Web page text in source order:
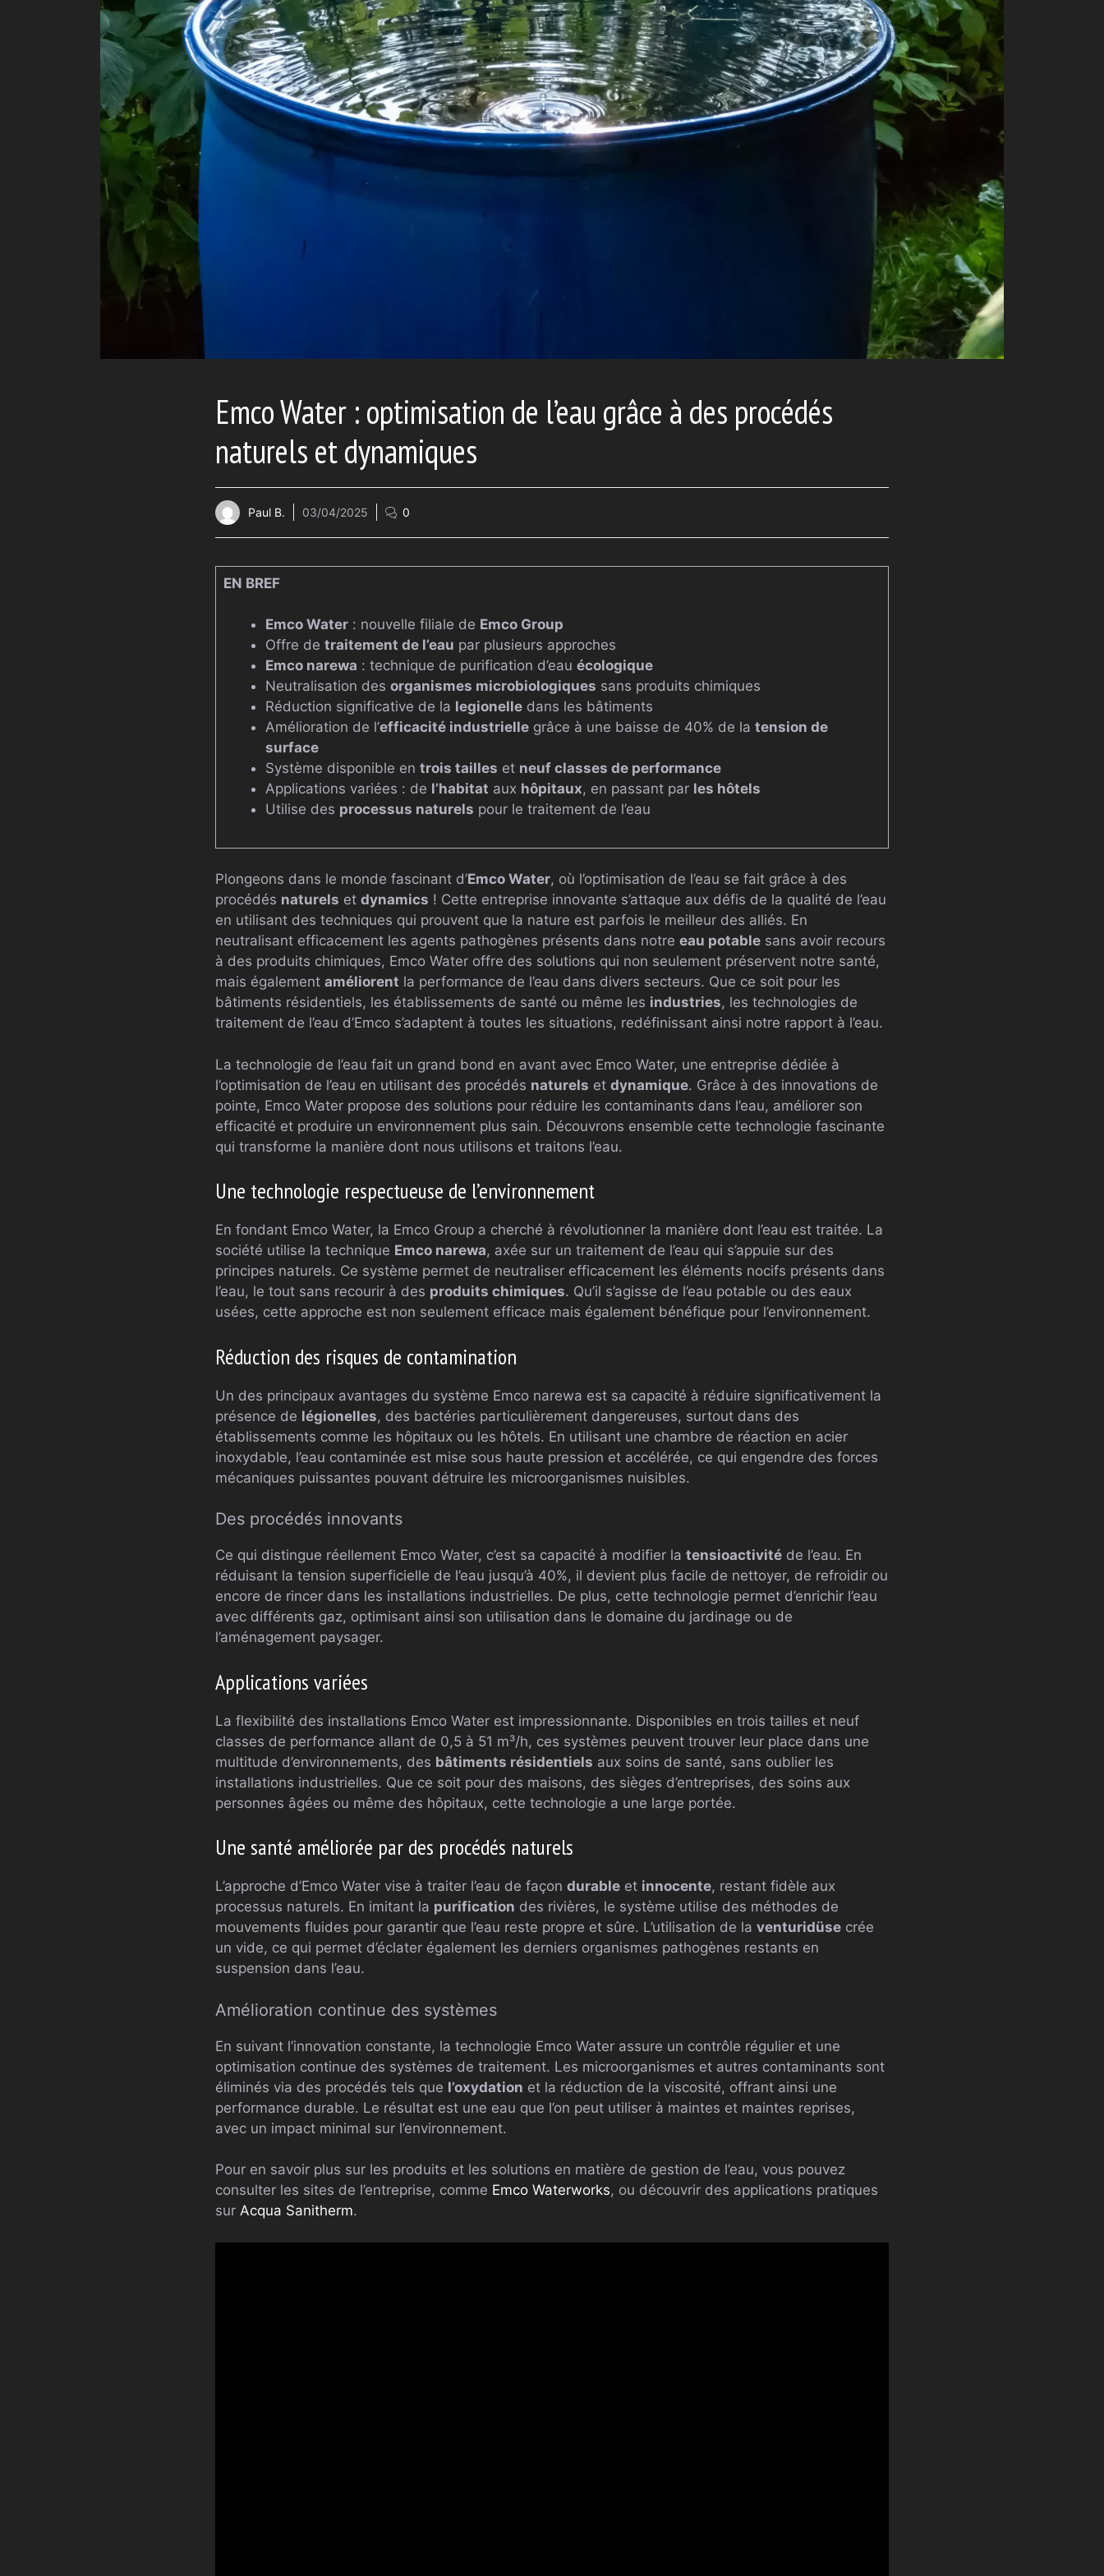
Emco Water : optimisation de l’eau grâce à des procédés
naturels et dynamiques
Paul B. 03/04/2025 0
EN BREF
Emco Water: nouvelle filiale de Emco Group
Offre de traitement de l’eau par plusieurs approches
Emco narewa : technique de purification d’eau écologique
Neutralisation des organismes microbiologiques sans produits chimiques
Réduction significative de la legionelledans les bâtiments
Amélioration de l’efficacité industriellegrâce à une baisse de 40% de la tension de
surface
Système disponible en trois tailles et neuf classes de performance
Applications variées : de l’habitat aux hôpitaux, en passant par les hôtels
Utilise des processus naturels pour le traitement de l’eau
Plongeons dans le monde fascinant d’Emco Water, où l’optimisation de l’eau se fait grâce à des
procédés naturels et dynamics ! Cette entreprise innovante s’attaque aux défis de la qualité de l’eau
en utilisant des techniques qui prouvent que la nature est parfois le meilleur des alliés. En
neutralisant efficacement les agents pathogènes présents dans notre eau potable sans avoir recours
à des produits chimiques, Emco Water offre des solutions qui non seulement préservent notre santé,
mais également améliorent la performance de l’eau dans divers secteurs. Que ce soit pour les
bâtiments résidentiels, les établissements de santé ou même les industries, les technologies de
traitement de l’eau d’Emco s’adaptent à toutes les situations, redéfinissant ainsi notre rapport à l’eau.
La technologie de l’eau fait un grand bond en avant avec Emco Water, une entreprise dédiée à
l’optimisation de l’eau en utilisant des procédés naturels et dynamique. Grâce à des innovations de
pointe, Emco Water propose des solutions pour réduire les contaminants dans l’eau, améliorer son
efficacité et produire un environnement plus sain. Découvrons ensemble cette technologie fascinante
qui transforme la manière dont nous utilisons et traitons l’eau.
Une technologie respectueuse de l’environnement
En fondant Emco Water, la Emco Group a cherché à révolutionner la manière dont l’eau est traitée. La
société utilise la technique Emco narewa, axée sur un traitement de l’eau qui s’appuie sur des
principes naturels. Ce système permet de neutraliser efficacement les éléments nocifs présents dans
l’eau, le tout sans recourir à des produits chimiques. Qu’il s’agisse de l’eau potable ou des eaux
usées, cette approche est non seulement efficace mais également bénéfique pour l’environnement.
Réduction des risques de contamination
Un des principaux avantages du système Emco narewa est sa capacité à réduire significativement la
présence de légionelles, des bactéries particulièrement dangereuses, surtout dans des
établissements comme les hôpitaux ou les hôtels. En utilisant une chambre de réaction en acier
inoxydable, l’eau contaminée est mise sous haute pression et accélérée, ce qui engendre des forces
mécaniques puissantes pouvant détruire les microorganismes nuisibles.
Des procédés innovants
Ce qui distingue réellement Emco Water, c’est sa capacité à modifier la tensioactivité de l’eau. En
réduisant la tension superficielle de l’eau jusqu’à 40%, il devient plus facile de nettoyer, de refroidir ou
encore de rincer dans les installations industrielles. De plus, cette technologie permet d’enrichir l’eau
avec différents gaz, optimisant ainsi son utilisation dans le domaine du jardinage ou de
l’aménagement paysager.
Applications variées
La flexibilité des installations Emco Water est impressionnante. Disponibles en trois tailles et neuf
classes de performance allant de 0,5 à 51 m³/h, ces systèmes peuvent trouver leur place dans une
multitude d’environnements, des bâtiments résidentiels aux soins de santé, sans oublier les
installations industrielles. Que ce soit pour des maisons, des sièges d’entreprises, des soins aux
personnes âgées ou même des hôpitaux, cette technologie a une large portée.
Une santé améliorée par des procédés naturels
L’approche d’Emco Water vise à traiter l’eau de façon durable et innocente, restant fidèle aux
processus naturels. En imitant la purification des rivières, le système utilise des méthodes de
mouvements fluides pour garantir que l’eau reste propre et sûre. L’utilisation de la venturidüse crée
un vide, ce qui permet d’éclater également les derniers organismes pathogènes restants en
suspension dans l’eau.
Amélioration continue des systèmes
En suivant l’innovation constante, la technologie Emco Water assure un contrôle régulier et une
optimisation continue des systèmes de traitement. Les microorganismes et autres contaminants sont
éliminés via des procédés tels que l’oxydation et la réduction de la viscosité, offrant ainsi une
performance durable. Le résultat est une eau que l’on peut utiliser à maintes et maintes reprises,
avec un impact minimal sur l’environnement.
Pour en savoir plus sur les produits et les solutions en matière de gestion de l’eau, vous pouvez
consulter les sites de l’entreprise, comme Emco Waterworks, ou découvrir des applications pratiques
sur Acqua Sanitherm.